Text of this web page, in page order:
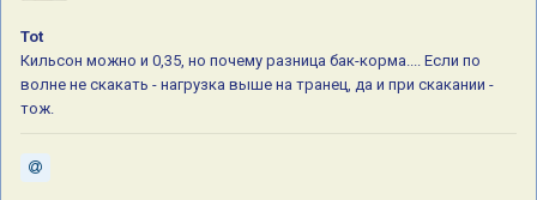
Tot
Кильсон можно и 0,35, но почему разница бак-корма.... Если по
волне не скакать - нагрузка выше на транец, да и при скакании -
тож.